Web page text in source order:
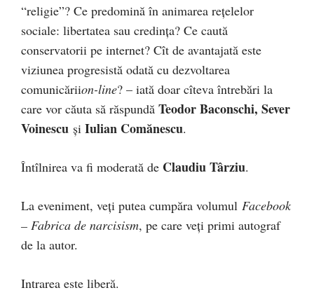
“religie”? Ce predomină în animarea reţelelor
sociale: libertatea sau credinţa? Ce caută
conservatorii pe internet? Cît de avantajată este
viziunea progresistă odată cu dezvoltarea
comunicăriion-line? – iată doar cîteva întrebări la
care vor căuta să răspundă Teodor Baconschi, Sever
Voinescu şi Iulian Comănescu.
Întîlnirea va fi moderată de Claudiu Târziu.
La eveniment, veţi putea cumpăra volumul Facebook
– Fabrica de narcisism, pe care veţi primi autograf
de la autor.
Intrarea este liberă.